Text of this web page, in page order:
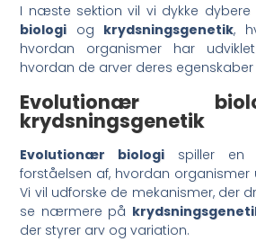
I næste sektion vil vi dykke dybere
biologi og krydsningsgenetik,
hvordan organismer har
hvordan de arver deres
Evolutionær
krydsningsgenetik
Evolutionær biologi spiller en
forståelsen af, hvordan organismer
Vi vil udforske de mekanismer, der
se nærmere på
der styrer arv og variation.